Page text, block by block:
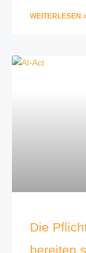
WEITERLESEN »
Die
bereiten